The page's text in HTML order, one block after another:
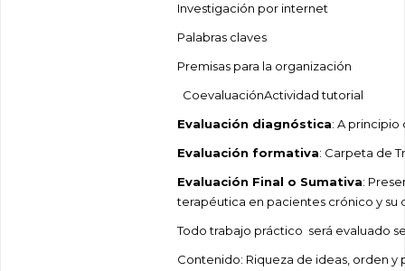
Investigación por internet
Palabras claves
Premisas para la organización
CoevaluaciónActividad tutorial
Evaluación diagnóstica: A principio
Evaluación formativa: Carpeta de
Evaluación Final o Sumativa:
terapéutica en pacientes crónico y su
Todo trabajo práctico será evaluado
Contenido: Riqueza de ideas, orden